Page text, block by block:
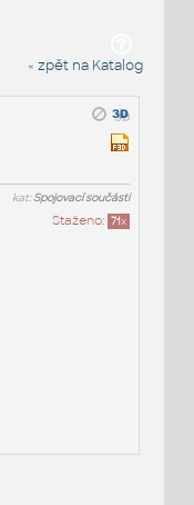
« zpět na Katalog
kat:Spojovací součásti
Staženo: 71x